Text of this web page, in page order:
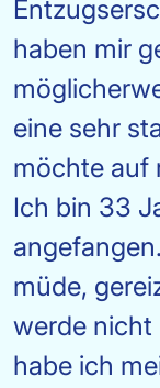
haben mir
eine sehr
möchte auf
Ich bin 33
müde,
werde nicht
habe ich